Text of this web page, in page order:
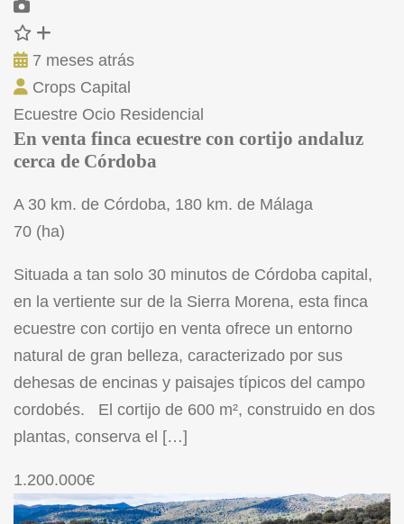
7 meses atrás
Crops Capital
Ecuestre Ocio Residencial
En venta finca ecuestre con cortijo andaluz
cerca de Córdoba
A 30 km. de Córdoba, 180 km. de Málaga
70 (ha)
Situada a tan solo 30 minutos de Córdoba capital,
en la vertiente sur de la Sierra Morena, esta finca
ecuestre con cortijo en venta ofrece un entorno
natural de gran belleza, caracterizado por sus
dehesas de encinas y paisajes típicos del campo
cordobés. El cortijo de 600 m², construido en dos
plantas, conserva el […]
1.200.000€